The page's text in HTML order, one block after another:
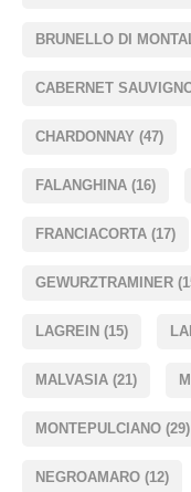
BRUNELLO DI
CABERNET
CHARDONNAY (47)
FALANGHINA (16)
FRANCIACORTA (17)
GEWURZTRAMINER
LAGREIN (15)
MALVASIA (21)
MONTEPULCIANO (29)
NEGROAMARO (12)